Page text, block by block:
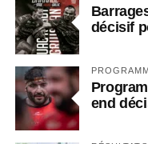
décisif
end